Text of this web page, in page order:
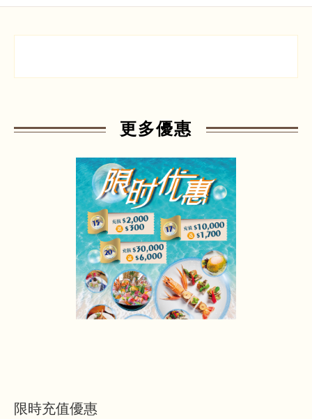
更多優惠
限時充值優惠